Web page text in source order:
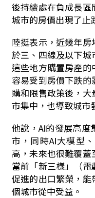
後持續處在負成長
城市的房價出現了止
陸挺表示，近幾年
於三、四線及以下
這些地方購置房產
容易受到房價下跌
購和限售政策後，
市集中，也導致城市
他說，AI的發展高度
市，同時AI大模型
高，未來也很難覆
當前「新三樣」（電
促進的出口繁榮，
個城市從中受益。